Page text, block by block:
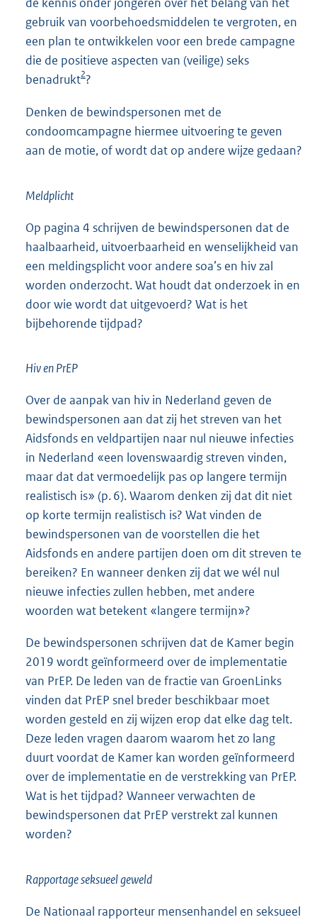
gebruik van voorbehoedsmiddelen te vergroten, en
een plan te ontwikkelen voor een brede campagne
die de positieve aspecten van (veilige) seks
benadrukt2?
Denken de bewindspersonen met de
condoomcampagne hiermee uitvoering te geven
aan de motie, of wordt dat op andere wijze gedaan?
Meldplicht
Op pagina 4 schrijven de bewindspersonen dat de
haalbaarheid, uitvoerbaarheid en wenselijkheid van
een meldingsplicht voor andere soa’s en hiv zal
worden onderzocht. Wat houdt dat onderzoek in en
door wie wordt dat uitgevoerd? Wat is het
bijbehorende tijdpad?
Hiv en PrEP
Over de aanpak van hiv in Nederland geven de
bewindspersonen aan dat zij het streven van het
Aidsfonds en veldpartijen naar nul nieuwe infecties
in Nederland «een lovenswaardig streven vinden,
maar dat dat vermoedelijk pas op langere termijn
realistisch is» (p. 6). Waarom denken zij dat dit niet
op korte termijn realistisch is? Wat vinden de
bewindspersonen van de voorstellen die het
Aidsfonds en andere partijen doen om dit streven te
bereiken? En wanneer denken zij dat we wél nul
nieuwe infecties zullen hebben, met andere
woorden wat betekent «langere termijn»?
De bewindspersonen schrijven dat de Kamer begin
2019 wordt geïnformeerd over de implementatie
van PrEP. De leden van de fractie van GroenLinks
vinden dat PrEP snel breder beschikbaar moet
worden gesteld en zij wijzen erop dat elke dag telt.
Deze leden vragen daarom waarom het zo lang
duurt voordat de Kamer kan worden geïnformeerd
over de implementatie en de verstrekking van PrEP.
Wat is het tijdpad? Wanneer verwachten de
bewindspersonen dat PrEP verstrekt zal kunnen
worden?
Rapportage seksueel geweld
De Nationaal rapporteur mensenhandel en seksueel